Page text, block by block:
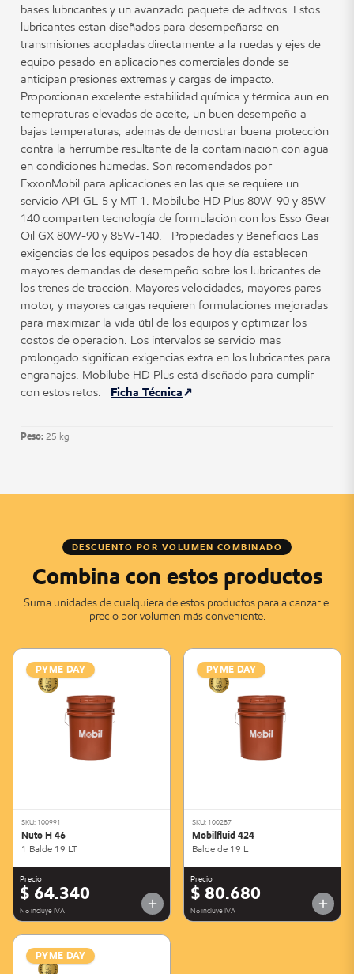
bases lubricantes y un avanzado paquete de aditivos. Estos
lubricantes están diseñados para desempeñarse en
transmisiones acopladas directamente a la ruedas y ejes de
equipo pesado en aplicaciones comerciales donde se
anticipan presiones extremas y cargas de impacto.
Proporcionan excelente estabilidad química y térmica aun en
temepraturas elevadas de aceite, un buen desempeño a
bajas temperaturas, además de demostrar buena protección
contra la herrumbe resultante de la contaminación con agua
en condiciones húmedas. Son recomendados por
ExxonMobil para aplicaciones en las que se requiere un
servicio API GL-5 y MT-1. Mobilube HD Plus 80W-90 y 85W-
140 comparten tecnología de formulación con los Esso Gear
Oil GX 80W-90 y 85W-140. Propiedades y Beneficios Las
exigencias de los equipos pesados de hoy día establecen
mayores demandas de desempeño sobre los lubricantes de
los trenes de tracción. Mayores velocidades, mayores pares
motor, y mayores cargas requieren formulaciones mejoradas
para maximizar la vida útil de los equipos y optimizar los
costos de operación. Los intervalos se servicio más
prolongado significan exigencias extra en los lubricantes para
engranajes. Mobilube HD Plus está diseñado para cumplir
con estos retos. Ficha Técnica
Peso: 25 kg
DESCUENTO POR VOLUMEN COMBINADO
Combina con estos productos
Suma unidades de cualquiera de estos productos para alcanzar el
precio por volumen más conveniente.
PYME DAY
SKU: 100991
Nuto H 46
1 Balde 19 LT
Precio
$ 64.340
No incluye IVA
PYME DAY
SKU: 100287
Mobilfluid 424
Balde de 19 L
Precio
$ 80.680
No incluye IVA
PYME DAY